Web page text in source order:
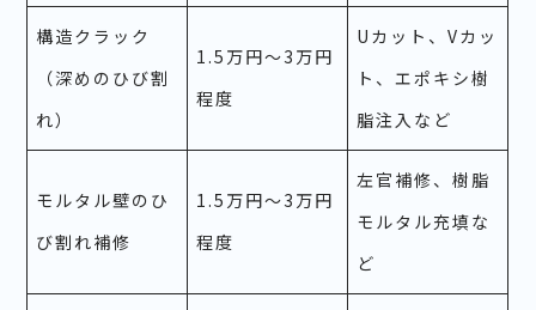
構造クラック
（深めのひび割
れ）
1.5万円～3万円
程度
Uカット、Vカッ
ト、エポキシ樹
脂注入など
モルタル壁のひ
び割れ補修
1.5万円～3万円
程度
左官補修、樹脂
モルタル充填な
ど